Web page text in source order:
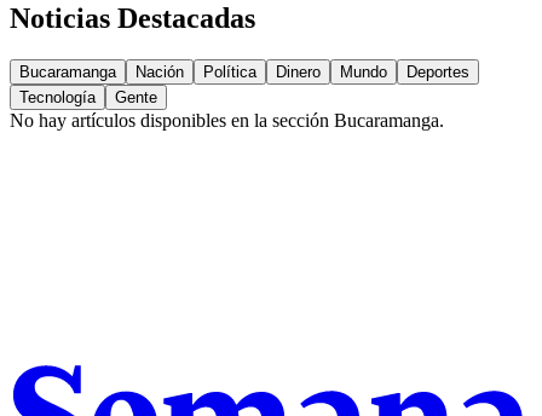
Noticias Destacadas
Bucaramanga Nación Política Dinero Mundo
Deportes
Tecnología
Gente
No hay artículos disponibles en la sección Bucaramanga.